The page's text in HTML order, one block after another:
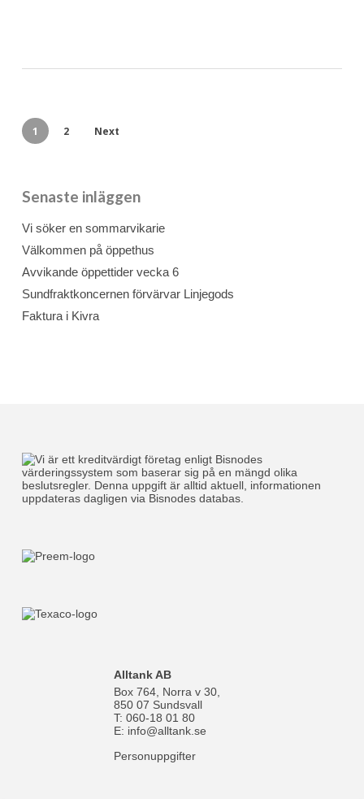
1 2 Next
Senaste inläggen
Vi söker en sommarvikarie
Välkommen på öppethus
Avvikande öppettider vecka 6
Sundfraktkoncernen förvärvar Linjegods
Faktura i Kivra
Alltank AB
Box 764, Norra v 30,
850 07 Sundsvall
T: 060-18 01 80
E: info@alltank.se
Personuppgifter